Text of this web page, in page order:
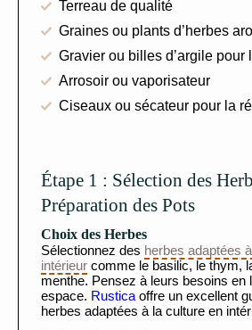
Terreau de qualité
Graines ou plants d’herbes
Gravier ou billes d’argile pour
Arrosoir ou vaporisateur
Ciseaux ou sécateur pour la
Étape 1 : Sélection des
Préparation des Pots
Choix des Herbes
Sélectionnez des herbes adaptées
intérieur comme le basilic, le thym,
menthe. Pensez à leurs besoins en
espace. Rustica offre un excellent
herbes adaptées à la culture en